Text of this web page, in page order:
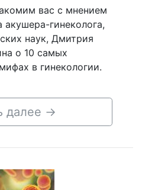
вас с мнением
акушера-гинеколога,
наук, Дмитрия
о 10 самых
в гинекологии.
далее →